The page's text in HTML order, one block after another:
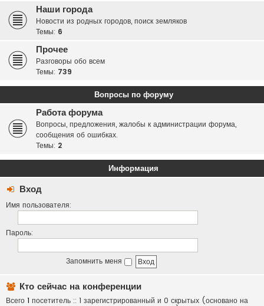
Наши города
Новости из родных городов, поиск земляков
Темы: 6
Прочее
Разговоры обо всем
Темы: 739
Вопросы по форуму
Работа форума
Вопросы, предложения, жалобы к администрации форума,
сообщения об ошибках.
Темы: 2
Информация
Вход
Имя пользователя:
Пароль:
Запомнить меня
Кто сейчас на конференции
Всего 1 посетитель :: 1 зарегистрированный и 0 скрытых (основано на